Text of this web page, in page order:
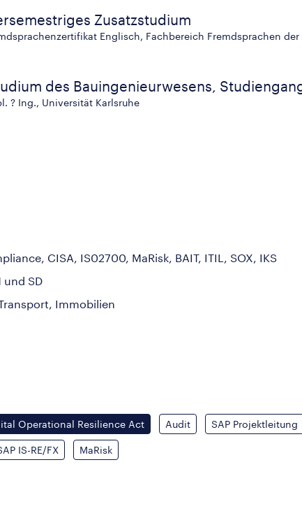
Zusatzstudium
Englisch, Fachbereich Fremdsprachen
des Bauingenieurwesens,
? Ing., Universität Karlsruhe
CISA, IS02700, MaRisk, BAIT, ITIL, SOX, IKS
und SD
Immobilien
Operational Resilience Act Audit SAP Projektleitung
IS-RE/FX MaRisk